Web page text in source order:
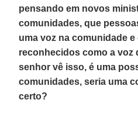
pensando em novos
comunidades, que
uma voz na comunidade
reconhecidos como a voz
senhor vê isso, é uma
comunidades, seria uma
certo?